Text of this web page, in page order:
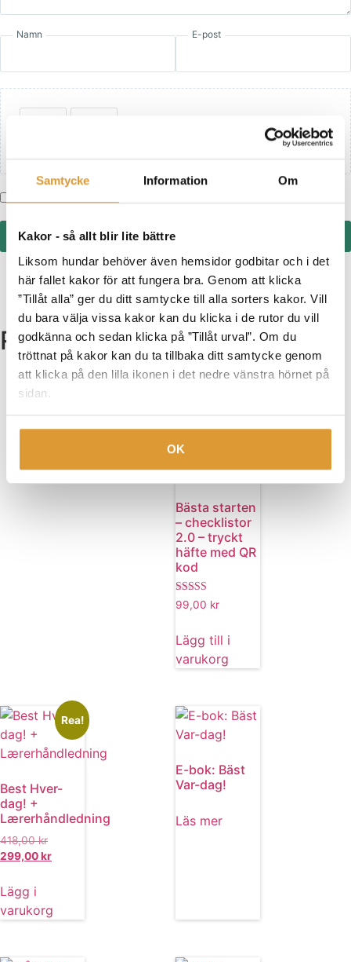
Samtycke Information Om
Kakor - så allt blir lite bättre
Liksom hundar behöver även hemsidor godbitar och i det
här fallet kakor för att fungera bra. Genom att klicka
”Tillåt alla” ger du ditt samtycke till alla sorters kakor. Vill
du bara välja vissa kakor kan du klicka i de rutor du vill
godkänna och sedan klicka på ”Tillåt urval”. Om du
tröttnat på kakor kan du ta tillbaka ditt samtycke genom
att klicka på den lilla ikonen i det nedre vänstra hörnet på
sidan.
OK
Namn E-post
Lägg till foton eller video till din recension
Skicka
Relaterade produkter
Bästa starten
– checklistor
2.0 – tryckt
häfte med QR
kod
Betygsatt
4.50
99,00 kr
Lägg till i
varukorg
Rea!
Best Hver-
dag! +
Lærerhåndledning
418,00kr
299,00kr
Lägg i
varukorg
E-bok: Bäst
Var-dag!
Läs mer